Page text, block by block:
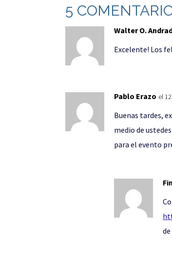
5
Walter O.
Excelente! Los
Pablo Erazo el
Buenas tardes,
medio de
para el evento